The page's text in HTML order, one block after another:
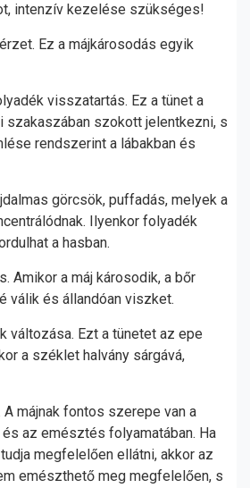
intenzív kezelése szükséges!
Ez a májkárosodás egyik
visszatartás. Ez a tünet a
szakaszában szokott jelentkezni, s
rendszerint a lábakban és
görcsök, puffadás, melyek a
Ilyenkor folyadék
a hasban.
Amikor a máj károsodik, a bőr
válik és állandóan viszket.
változása. Ezt a tünetet az epe
a széklet halvány sárgává,
A májnak fontos szerepe van a
az emésztés folyamatában. Ha
megfelelően ellátni, akkor az
emészthető meg megfelelően, s